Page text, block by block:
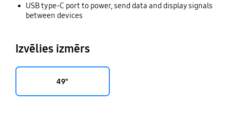
USB type-C port to power, send data and display signals
between devices
Izvēlies izmērs
49"